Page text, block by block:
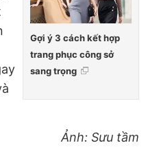
Gợi ý 3 cách kết hợp
trang phục công sở
sang trọng
Ảnh: Sưu tầm